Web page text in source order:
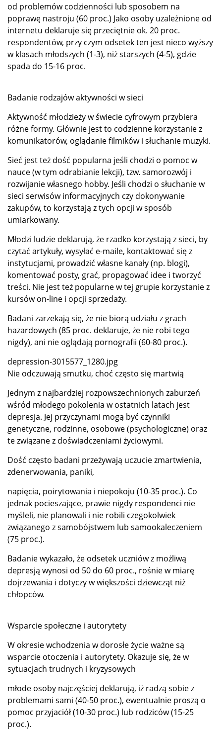
od problemów codzienności lub sposobem na
poprawę nastroju (60 proc.) Jako osoby uzależnione od
internetu deklaruje się przeciętnie ok. 20 proc.
respondentów, przy czym odsetek ten jest nieco wyższy
w klasach młodszych (1-3), niż starszych (4-5), gdzie
spada do 15-16 proc.
Badanie rodzajów aktywności w sieci
Aktywność młodzieży w świecie cyfrowym przybiera
różne formy. Głównie jest to codzienne korzystanie z
komunikatorów, oglądanie filmików i słuchanie muzyki.
Sieć jest też dość popularna jeśli chodzi o pomoc w
nauce (w tym odrabianie lekcji), tzw. samorozwój i
rozwijanie własnego hobby. Jeśli chodzi o słuchanie w
sieci serwisów informacyjnych czy dokonywanie
zakupów, to korzystają z tych opcji w sposób
umiarkowany.
Młodzi ludzie deklarują, że rzadko korzystają z sieci, by
czytać artykuły, wysyłać e-maile, kontaktować się z
instytucjami, prowadzić własne kanały (np. blogi),
komentować posty, grać, propagować idee i tworzyć
treści. Nie jest też popularne w tej grupie korzystanie z
kursów on-line i opcji sprzedaży.
Badani zarzekają się, że nie biorą udziału z grach
hazardowych (85 proc. deklaruje, że nie robi tego
nigdy), ani nie oglądają pornografii (60-80 proc.).
depression-3015577_1280.jpg
Nie odczuwają smutku, choć często się martwią
Jednym z najbardziej rozpowszechnionych zaburzeń
wśród młodego pokolenia w ostatnich latach jest
depresja. Jej przyczynami mogą być czynniki
genetyczne, rodzinne, osobowe (psychologiczne) oraz
te związane z doświadczeniami życiowymi.
Dość często badani przeżywają uczucie zmartwienia,
zdenerwowania, paniki,
napięcia, poirytowania i niepokoju (10-35 proc.). Co
jednak pocieszające, prawie nigdy respondenci nie
myśleli, nie planowali i nie robili czegokolwiek
związanego z samobójstwem lub samookaleczeniem
(75 proc.).
Badanie wykazało, że odsetek uczniów z możliwą
depresją wynosi od 50 do 60 proc., rośnie w miarę
dojrzewania i dotyczy w większości dziewcząt niż
chłopców.
Wsparcie społeczne i autorytety
W okresie wchodzenia w dorosłe życie ważne są
wsparcie otoczenia i autorytety. Okazuje się, że w
sytuacjach trudnych i kryzysowych
młode osoby najczęściej deklarują, iż radzą sobie z
problemami sami (40-50 proc.), ewentualnie proszą o
pomoc przyjaciół (10-30 proc.) lub rodziców (15-25
proc.).